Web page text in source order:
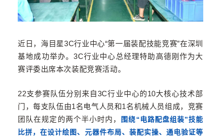
近日，海目星3C行业中心“第一届装配技能竞赛”在深圳
基地成功举办。3C行业中心总经理特助高德刚作为大
赛评委出席本次装配竞赛活动。
22支参赛队伍分别来自3C行业中心的10大核心技术部
门，每支队伍由1名电气人员和1名机械人员组成，竞赛
团队在规定的两个半小时内，
围绕“电路配盘组装”技能
比拼，在设计绘图、元器件布局、装配实操、通电验证等